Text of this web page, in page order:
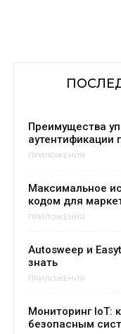
Преимущества
аутентификации
ПРИЛОЖЕНИЯ
Максимальное
кодом для
ПРИЛОЖЕНИЯ
Autosweep и
знать
ПРИЛОЖЕНИЯ
Мониторинг IoT:
безопасным